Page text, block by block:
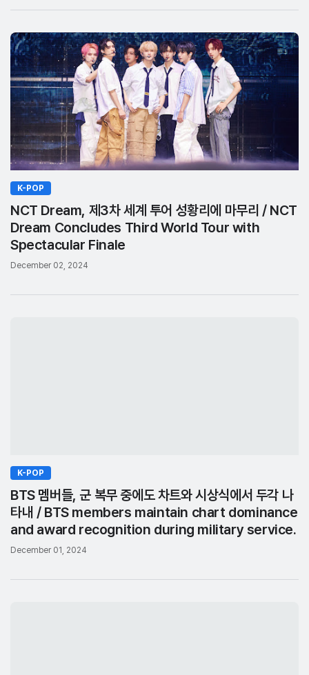
K-POP
NCT Dream, 제3차 세계 투어 성황리에 마무리 / NCT
Dream Concludes Third World Tour with
Spectacular Finale
December 02, 2024
K-POP
BTS 멤버들, 군 복무 중에도 차트와 시상식에서 두각 나
타내 / BTS members maintain chart dominance
and award recognition during military service.
December 01, 2024